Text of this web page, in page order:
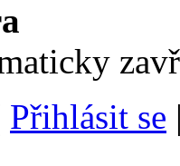
Přihlásit se